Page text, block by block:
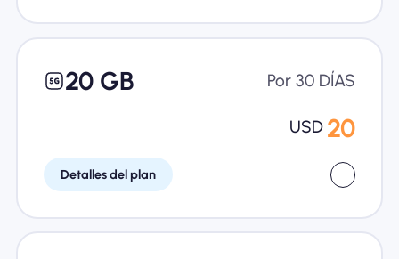
20 GB Por 30 DÍAS
USD 20
Detalles del plan